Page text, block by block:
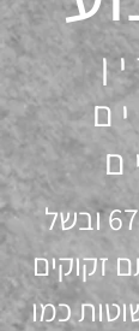
אתם מתחת לגיל 67 ובשל
זקוקים
כמו